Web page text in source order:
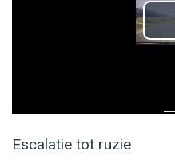
Escalatie tot ruzie